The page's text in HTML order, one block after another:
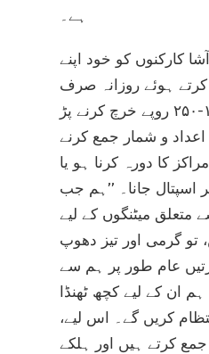
ہے۔
کارکنوں کو خود اپنے
ہوئے روزانہ صرف
سفر کرنے پر ۱۰۰-۲۵۰ روپے خرچ کرنے پڑ
و شمار جمع کرنے
کا دورہ کرنا ہو یا
اسپتال جانا۔ ’’ہم جب
متعلق میٹنگوں کے لیے
تو گرمی اور تیز دھوپ
عام طور پر ہم سے
ان کے لیے کچھ ٹھنڈا
کریں گے۔ اس لیے،
کرتے ہیں اور ہلکے